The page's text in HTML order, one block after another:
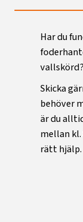
Har du
vallskörd?
Skicka
behöver
är du
mellan kl.
rätt hjälp.